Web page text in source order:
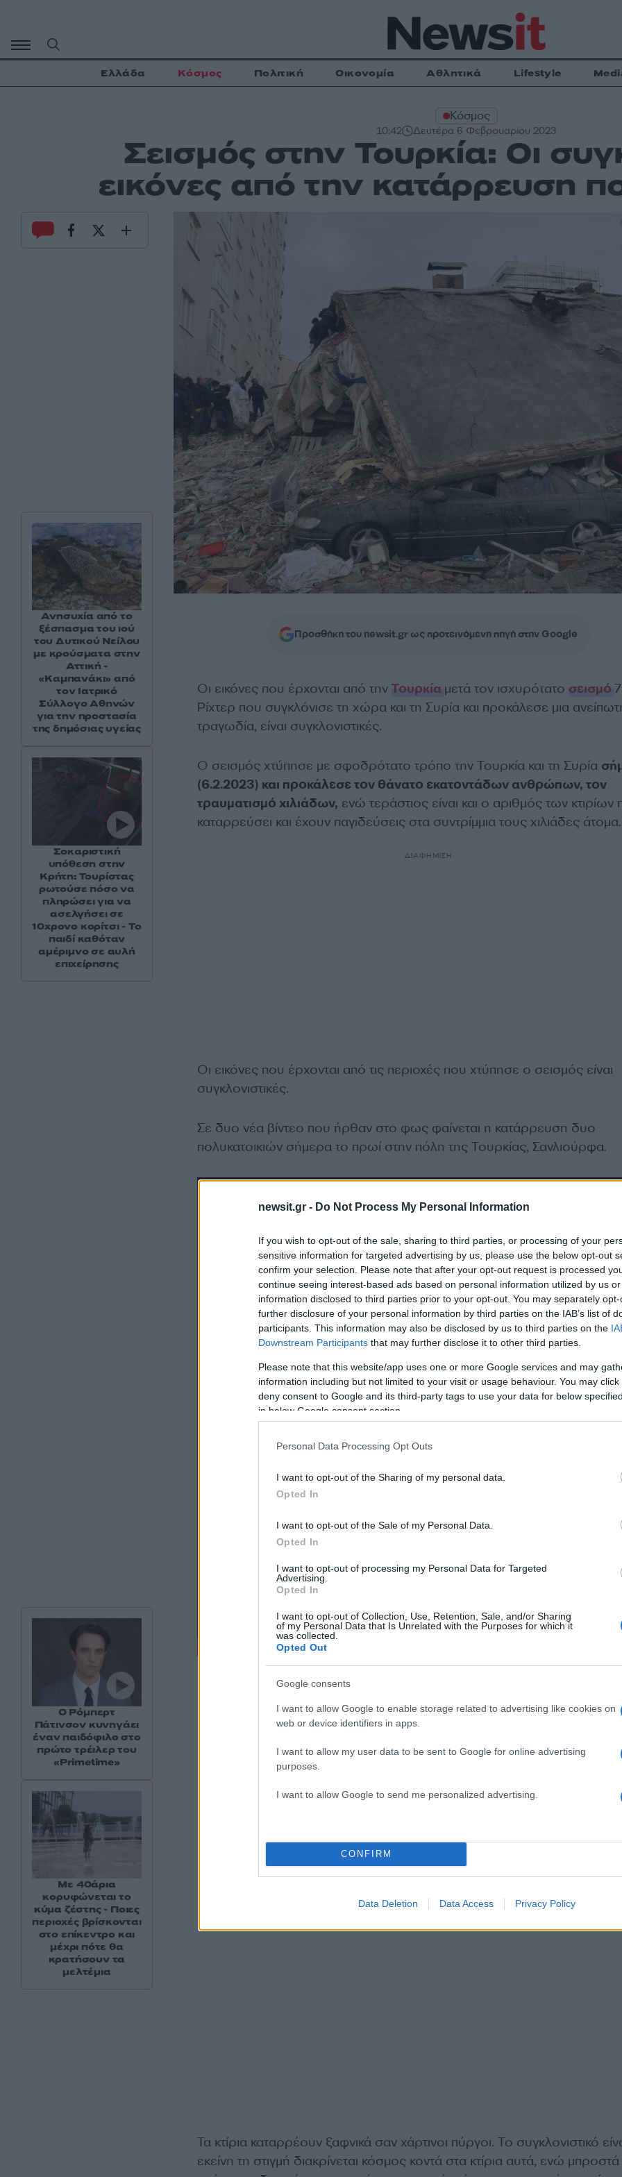
newsit.gr - Do Not Process My Personal Information
If you wish to opt-out of the sale, sharing to third parties, or processing of your
sensitive information for targeted advertising by us, please use the below opt-out
confirm your selection. Please note that after your opt-out request is processed
continue seeing interest-based ads based on personal information utilized by us
information disclosed to third parties prior to your opt-out. You may separately
further disclosure of your personal information by third parties on the IAB’s list of
participants. This information may also be disclosed by us to third parties on the
Downstream Participants that may further disclose it to other third parties.
Please note that this website/app uses one or more Google services and may
information including but not limited to your visit or usage behaviour. You may
deny consent to Google and its third-party tags to use your data for below
in below Google consent section.
Personal Data Processing Opt Outs
I want to opt-out of the Sharing of my personal data.
Opted In
I want to opt-out of the Sale of my Personal Data.
Opted In
I want to opt-out of processing my Personal Data for Targeted
Advertising.
Opted In
I want to opt-out of Collection, Use, Retention, Sale, and/or Sharing
of my Personal Data that Is Unrelated with the Purposes for which it
was collected.
Opted Out
Google consents
I want to allow Google to enable storage related to advertising like cookies on
web or device identifiers in apps.
I want to allow my user data to be sent to Google for online advertising
purposes.
I want to allow Google to send me personalized advertising.
CONFIRM
Data Deletion Data Access Privacy Policy
περιεχόμενο
Ελλάδα Κόσμος Πολιτική Οικονομία Αθλητικά Lifestyle
Κόσμος
10:42 Δευτέρα 6 Φεβρουαρίου 2023
Σεισμός στην Τουρκία: Οι
εικόνες από την κατάρρευση
Προσθήκη του newsit.gr ως προτεινόμενη πηγή στην Google
Οι εικόνες που έρχονται από την Τουρκία μετά τον ισχυρότατο σεισμό
Ρίχτερ που συγκλόνισε τη χώρα και τη Συρία και προκάλεσε μια
τραγωδία, είναι συγκλονιστικές.
Ο σεισμός χτύπησε με σφοδρότατο τρόπο την Τουρκία και τη Συρία
(6.2.2023) και προκάλεσε τον θάνατο εκατοντάδων ανθρώπων, τον
τραυματισμό χιλιάδων, ενώ τεράστιος είναι και ο αριθμός των κτιρίων
καταρρεύσει και έχουν παγιδεύσεις στα συντρίμμια τους χιλιάδες άτομα.
ΔΙΑΦΗΜΙΣΗ
Οι εικόνες που έρχονται από τις περιοχές που χτύπησε ο σεισμός είναι
συγκλονιστικές.
Σε δυο νέα βίντεο που ήρθαν στο φως φαίνεται η κατάρρευση δυο
πολυκατοικιών σήμερα το πρωί στην πόλη της Τουρκίας, Σανλιούρφα.
Τα κτίρια καταρρέουν ξαφνικά σαν χάρτινοι πύργοι. Το συγκλονιστικό
εκείνη τη στιγμή διακρίνεται κόσμος κοντά στα κτίρια αυτά, ενώ μπροστά
Ανησυχία από το
ξέσπασμα του ιού
του Δυτικού Νείλου
με κρούσματα στην
Αττική -
«Καμπανάκι» από
τον Ιατρικό
Σύλλογο Αθηνών
για την προστασία
της δημόσιας υγείας
Σοκαριστική
υπόθεση στην
Κρήτη: Τουρίστας
ρωτούσε πόσο να
πληρώσει για να
ασελγήσει σε
10χρονο κορίτσι - Το
παιδί καθόταν
αμέριμνο σε αυλή
επιχείρησης
Ο Ρόμπερτ
Πάτινσον κυνηγάει
έναν παιδόφιλο στο
πρώτο τρέιλερ του
«Primetime»
Με 40άρια
κορυφώνεται το
κύμα ζέστης - Ποιες
περιοχές βρίσκονται
στο επίκεντρο και
μέχρι πότε θα
κρατήσουν τα
μελτέμια